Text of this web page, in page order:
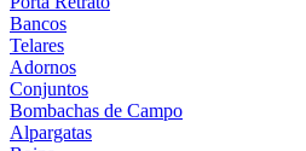
Bancos
Telares
Adornos
Conjuntos
Bombachas de Campo
Alpargatas